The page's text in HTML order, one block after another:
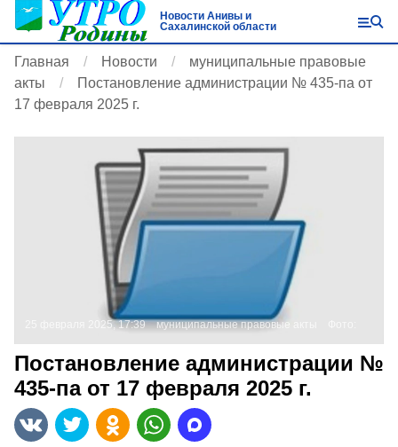
Новости Анивы и
Сахалинской области
Главная Новости
муниципальные правовые
акты
Постановление администрации № 435-па от
17 февраля 2025 г.
25 февраля 2025, 17:39 муниципальные правовые акты
Постановление администрации №
435-па от 17 февраля 2025 г.